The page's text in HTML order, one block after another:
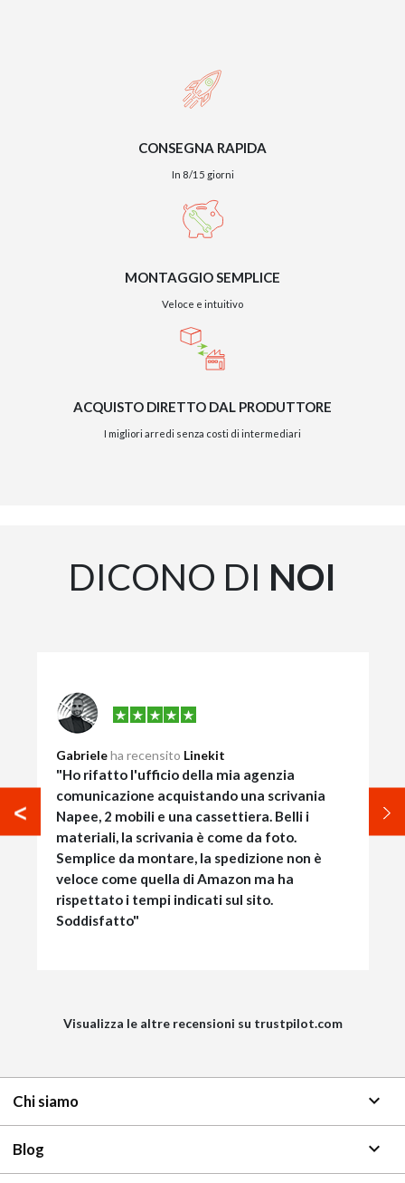
CONSEGNA RAPIDA
In 8/15 giorni
MONTAGGIO SEMPLICE
Veloce e intuitivo
ACQUISTO DIRETTO DAL PRODUTTORE
I migliori arredi senza costi di intermediari
DICONO DI NOI
Gabrieleha recensito Linekit
"Ho rifatto l'ufficio della mia agenzia
comunicazione acquistando una scrivania
Napee, 2 mobili e una cassettiera. Belli i
materiali, la scrivania è come da foto.
Semplice da montare, la spedizione non è
veloce come quella di Amazon ma ha
rispettato i tempi indicati sul sito.
Soddisfatto"
Visualizza le altre recensioni su trustpilot.com
Chi siamo keyboard_arrow_down
Blog keyboard_arrow_down